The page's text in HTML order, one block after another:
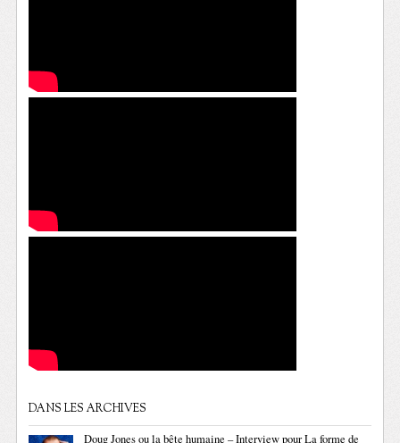
DANS LES ARCHIVES
Doug Jones ou la bête humaine – Interview pour La forme de